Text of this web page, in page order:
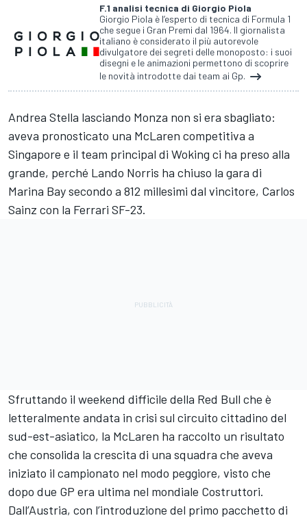
F.1 analisi tecnica di Giorgio Piola
Giorgio Piola è l’esperto di tecnica di Formula 1
che segue i Gran Premi dal 1964. Il giornalista
italiano è considerato il più autorevole
divulgatore dei segreti delle monoposto: i suoi
disegni e le animazioni permettono di scoprire
le novità introdotte dai team ai Gp.
Andrea Stella lasciando Monza non si era sbagliato:
aveva pronosticato una McLaren competitiva a
Singapore e il team principal di Woking ci ha preso alla
grande, perché Lando Norris ha chiuso la gara di
Marina Bay secondo a 812 millesimi dal vincitore, Carlos
Sainz con la Ferrari SF-23.
Sfruttando il weekend difficile della Red Bull che è
letteralmente andata in crisi sul circuito cittadino del
sud-est-asiatico, la McLaren ha raccolto un risultato
che consolida la crescita di una squadra che aveva
iniziato il campionato nel modo peggiore, visto che
dopo due GP era ultima nel mondiale Costruttori.
Dall’Austria, con l’introduzione del primo pacchetto di